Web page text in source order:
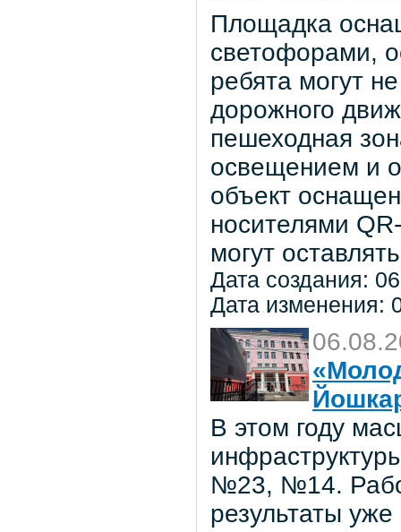
Площадка
светофорами,
ребята могут
дорожного
пешеходная
освещением и
объект
носителями
могут
Дата создания:
Дата изменения:
В этом году
№23, №14.
результаты